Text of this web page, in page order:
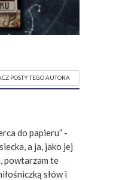
POSTY TEGO AUTORA
do papieru” -
a ja, jako jej
powtarzam te
słów i